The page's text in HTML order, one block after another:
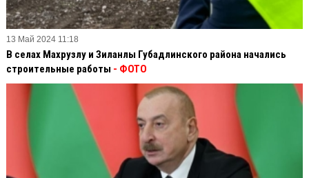
13 Май 2024 11:18
В селах Махрузлу и Зиланлы Губадлинского района начались
строительные работы - ФОТО